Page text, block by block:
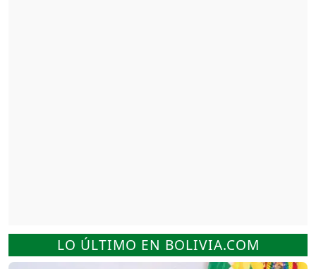
LO ÚLTIMO EN BOLIVIA.COM